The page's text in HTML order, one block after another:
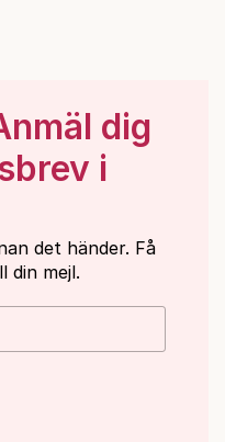
dig
i
det händer. Få
din mejl.